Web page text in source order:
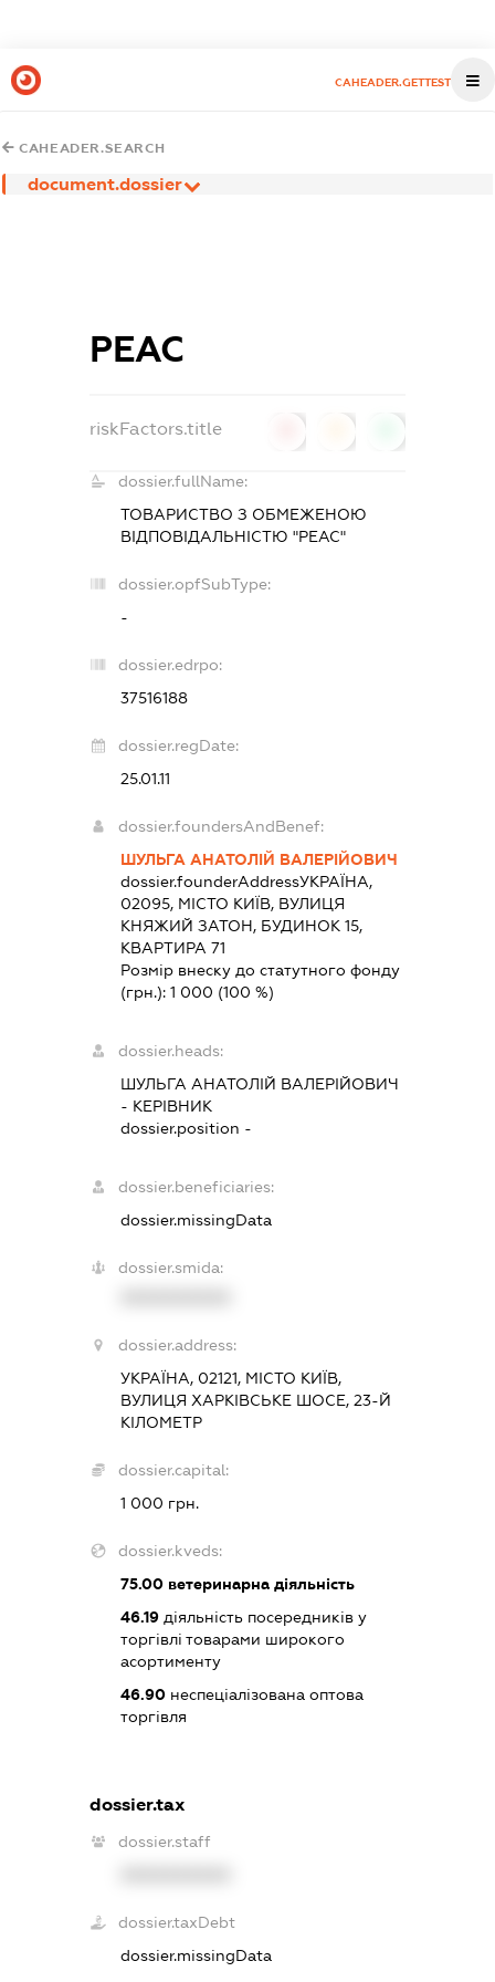
CAHEADER.GETTEST
CAHEADER.SEARCH
document.dossier
РЕАС
riskFactors.title
dossier.fullName:
ТОВАРИСТВО З ОБМЕЖЕНОЮ
ВІДПОВІДАЛЬНІСТЮ "РЕАС"
dossier.opfSubType:
-
dossier.edrpo:
37516188
dossier.regDate:
25.01.11
dossier.foundersAndBenef:
ШУЛЬГА АНАТОЛІЙ ВАЛЕРІЙОВИЧ
dossier.founderAddressУКРАЇНА,
02095, МІСТО КИЇВ, ВУЛИЦЯ
КНЯЖИЙ ЗАТОН, БУДИНОК 15,
КВАРТИРА 71
Розмір внеску до статутного фонду
(грн.): 1 000 (100 %)
dossier.heads:
ШУЛЬГА АНАТОЛІЙ ВАЛЕРІЙОВИЧ
- КЕРІВНИК
dossier.position -
dossier.beneficiaries:
dossier.missingData
dossier.smida:
dossier.address:
УКРАЇНА, 02121, МІСТО КИЇВ,
ВУЛИЦЯ ХАРКІВСЬКЕ ШОСЕ, 23-Й
КІЛОМЕТР
dossier.capital:
1 000 грн.
dossier.kveds:
75.00ветеринарна діяльність
46.19діяльність посередників у
торгівлі товарами широкого
асортименту
46.90неспеціалізована оптова
торгівля
dossier.tax
dossier.staff
dossier.taxDebt
dossier.missingData